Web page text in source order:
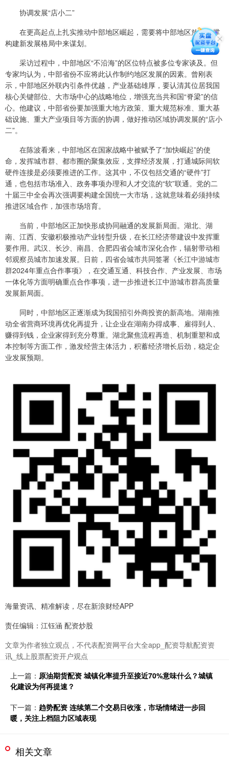
协调发展“店小二”
在更高起点上扎实推动中部地区崛起，需要将中部地区放到支撑
构建新发展格局中来谋划。
采访过程中，中部地区“不沿海”的区位特点被多位专家谈及。但
专家均认为，中部省份不应将此认作制约地区发展的因素。曾刚表
示，中部地区外联内引条件优越，产业基础雄厚，要认清其位居我国
核心关键部位、大市场中心的战略地位，增强充当共和国“脊梁”的信
心。他建议，中部省份要加强重大地方政策、重大规范标准、重大基
础设施、重大产业项目等方面的协调，做好推动区域协调发展的“店小
二”。
在陈波看来，中部地区在国家战略中被赋予了“加快崛起”的使
命，发挥城市群、都市圈的聚集效应，支撑经济发展，打通城际间软
硬件连接是必须要推进的工作。这其中，不仅包括交通的“硬件”打
通，也包括市场准入、政务事项办理和人才交流的“软”联通。党的二
十届三中全会再次强调要构建全国统一大市场，这就意味着必须持续
推进区域合作，加强市场培育。
当前，中部地区正加快形成协同融通的发展新局面。湖北、湖
南、江西、安徽积极推动产业转型升级，在长江经济带建设中发挥重
要作用。武汉、长沙、南昌、合肥四省会城市深化合作，辐射带动相
邻观察员城市加速发展。日前，四省会城市共同签署《长江中游城市
群2024年重点合作事项》，在交通互通、科技合作、产业发展、市场
一体化等方面明确重点合作事项，进一步推进长江中游城市群高质量
发展新局面。
同时，中部地区正逐渐成为我国招引外商投资的新高地。湖南推
动全省营商环境再优化再提升，让企业在湖南办得成事、雇得到人、
赚得到钱，企业家得到充分尊重。湖北聚焦流程再造、机制重塑和成
本控制等方面工作，激发经营主体活力，积蓄经济增长后劲，稳定企
业发展预期。
海量资讯、精准解读，尽在新浪财经APP
责任编辑：江钰涵 配资炒股
文章为作者独立观点，不代表配资网平台大全app_配资导航配资资
讯_线上股票配资开户观点
上一篇： 原油期货配资 城镇化率提升至接近70%意味什么？城镇
化建设为何再提速？
下一篇： 趋势配资 连续第二个交易日收涨，市场情绪进一步回
暖，关注上档阻力区域表现
相关文章